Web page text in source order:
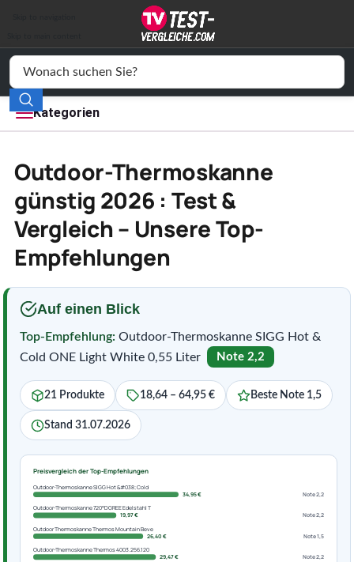
Kategorien
Elektronik
Freizeit
Wohnen
Service
Vergleichssiegel
Outdoor-Thermoskanne
günstig 2026 : Test &
Vergleich – Unsere Top-
Empfehlungen
Auf einen Blick
Top-Empfehlung: Outdoor-Thermoskanne SIGG Hot &
Cold ONE Light White 0,55 Liter
Note 2,2
21 Produkte 18,64 – 64,95 € Beste Note 1,5
Stand 31.07.2026
Preisvergleich der Top-Empfehlungen
Outdoor-Thermoskanne SIGG Hot &#038; Cold
34,95 €
Note 2,2
Outdoor-Thermoskanne 720°DGREE Edelstahl T
19,97 €
Note 2,2
Outdoor Thermoskanne Thermos Mountain Beve
26,40 €
Note 1,5
Outdoor-Thermoskanne Thermos 4003.256.120
29,47 €
Note 2,2